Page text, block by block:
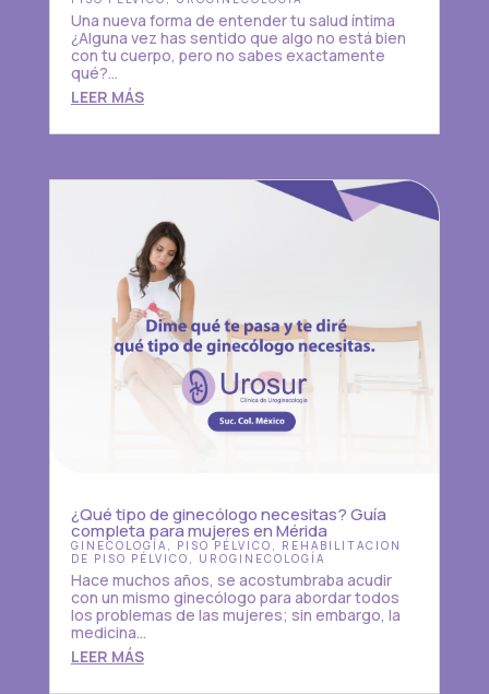
Una nueva forma de entender tu salud íntima
¿Alguna vez has sentido que algo no está bien
con tu cuerpo, pero no sabes exactamente
qué?...
LEER MÁS
¿Qué tipo de ginecólogo necesitas? Guía
completa para mujeres en Mérida
GINECOLOGÍA , PISO PÉLVICO , REHABILITACION
DE PISO PÉLVICO , UROGINECOLOGÍA
Hace muchos años, se acostumbraba acudir
con un mismo ginecólogo para abordar todos
los problemas de las mujeres; sin embargo, la
medicina...
LEER MÁS